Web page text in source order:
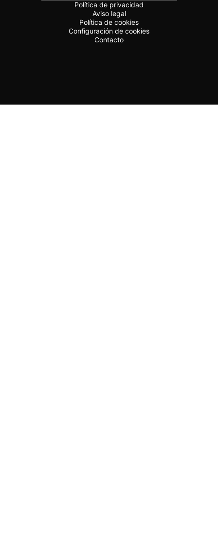
Política de privacidad
Aviso legal
Política de cookies
Configuración de cookies
Contacto